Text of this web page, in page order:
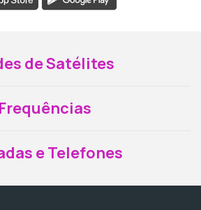
de Satélites
Frequências
e Telefones